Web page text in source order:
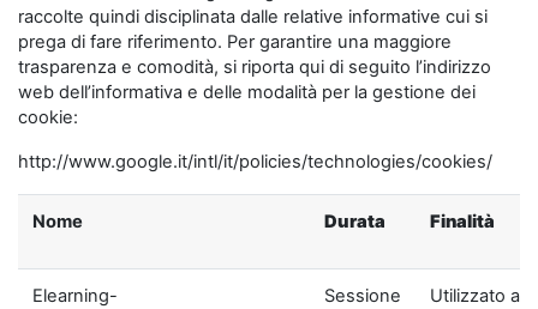
raccolte quindi disciplinata dalle relative informative cui si
prega di fare riferimento. Per garantire una maggiore
trasparenza e comodità, si riporta qui di seguito l’indirizzo
web dell’informativa e delle modalità per la gestione dei
cookie:
http://www.google.it/intl/it/policies/technologies/cookies/
Nome Durata Finalità
Elearning-
Sessione
Utilizzato ai